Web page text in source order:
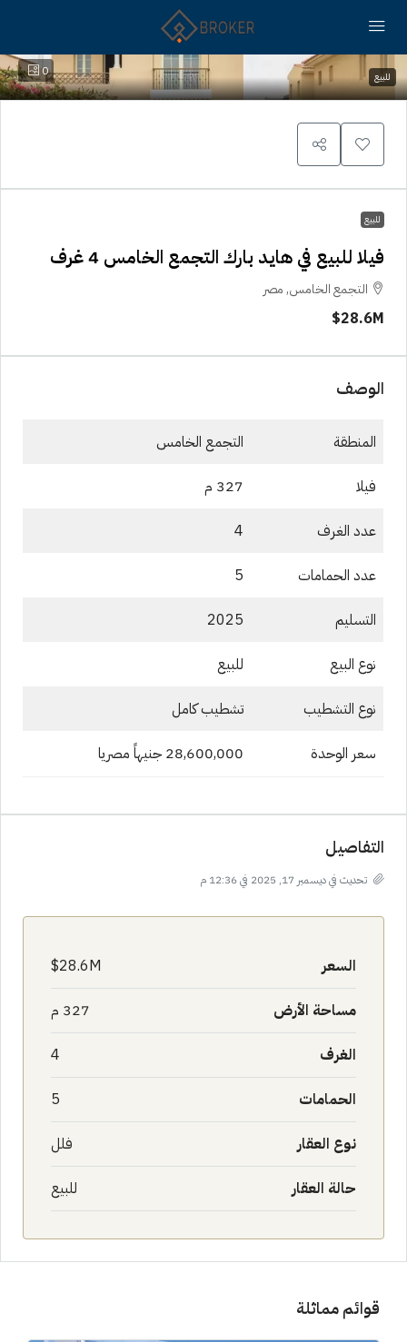
0 للبيع
للبيع
فيلا للبيع في هايد بارك التجمع الخامس 4 غرف
التجمع الخامس, مصر
28.6M$
الوصف
المنطقة التجمع الخامس
فيلا 327 م
عدد الغرف 4
عدد الحمامات 5
التسليم 2025
نوع البيع للبيع
نوع التشطيب تشطيب كامل
سعر الوحدة 28,600,000 جنيهاً مصريا
التفاصيل
تحديث في ديسمبر 17, 2025 في 12:36 م
السعر 28.6M$
مساحة الأرض 327 م
الغرف 4
الحمامات 5
نوع العقار فلل
حالة العقار للبيع
قوائم مماثلة